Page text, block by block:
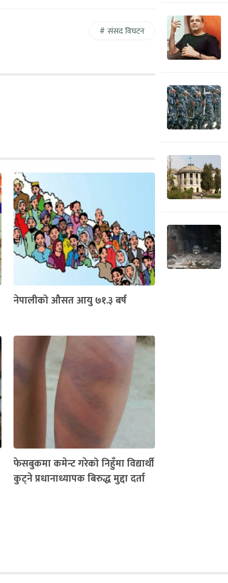
संसद विघटन
नेपालीको औसत आयु ७१.३ बर्ष
फेसबुकमा कमेन्ट गरेको निहुँमा विद्यार्थी
कुट्ने प्रधानाध्यापक बिरुद्ध मुद्दा दर्ता